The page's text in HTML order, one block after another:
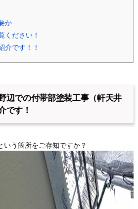
か
ください！
介です！！
辺での付帯部塗装工事（軒天井
です！
いう箇所をご存知ですか？